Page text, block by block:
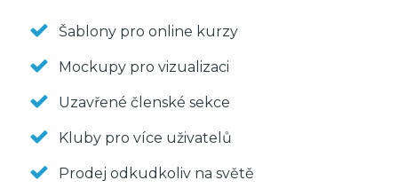
Šablony pro online kurzy
Mockupy pro vizualizaci
Uzavřené členské sekce
Kluby pro více uživatelů
Prodej odkudkoliv na světě